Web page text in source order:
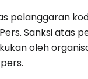
pelanggaran
Sanksi atas
oleh